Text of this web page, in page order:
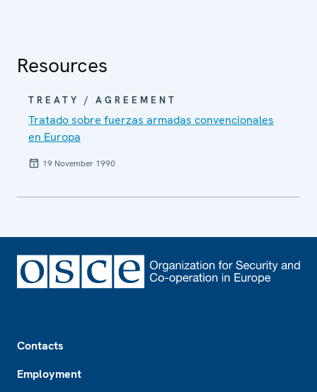
Resources
TREATY / AGREEMENT
Tratado sobre fuerzas armadas convencionales
en Europa
19 November 1990
Contacts
Employment